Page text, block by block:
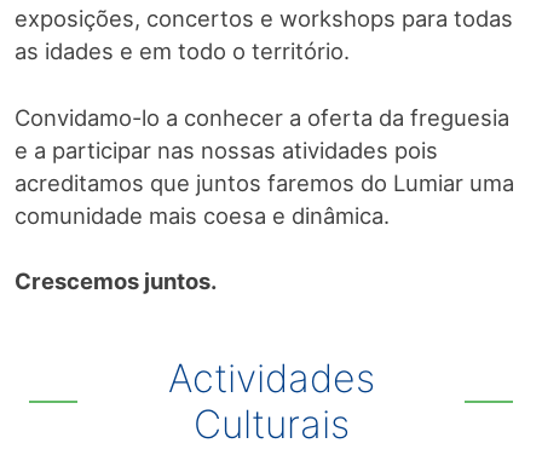
exposições, concertos e workshops para todas
as idades e em todo o território.
Convidamo-lo a conhecer a oferta da freguesia
e a participar nas nossas atividades pois
acreditamos que juntos faremos do Lumiar uma
comunidade mais coesa e dinâmica.
Crescemos juntos.
Actividades
Culturais